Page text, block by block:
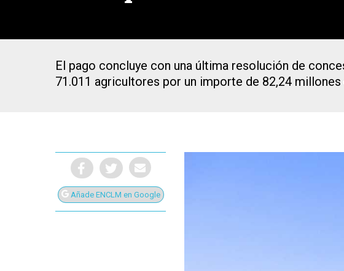
Presiona Intro para buscar o ESC para cerrar
El pago concluye con una última resolución de
71.011 agricultores por un importe de 82,24 millones
Añade ENCLM en Google